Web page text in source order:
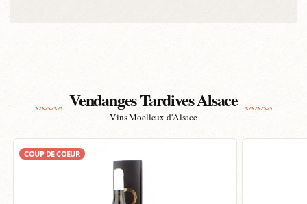
Vendanges Tardives Alsace
Vins Moelleux d'Alsace
COUP DE COEUR